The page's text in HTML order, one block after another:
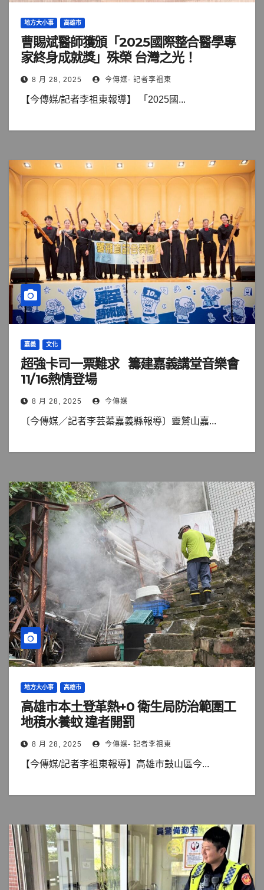
地方大小事 高雄市
曹賜斌醫師獲頒「2025國際整合醫學專
家終身成就獎」殊榮 台灣之光！
8 月 28, 2025 今傳媒- 記者李祖東
【今傳媒/記者李祖東報導】 「2025國...
嘉義 文化
超強卡司一票難求 籌建嘉義講堂音樂會
11/16熱情登場
8 月 28, 2025 今傳媒
〔今傳媒／記者李芸蓁嘉義縣報導〕靈鷲山嘉...
地方大小事 高雄市
高雄市本土登革熱+0 衛生局防治範圍工
地積水養蚊 違者開罰
8 月 28, 2025 今傳媒- 記者李祖東
【今傳媒/記者李祖東報導】高雄市鼓山區今...